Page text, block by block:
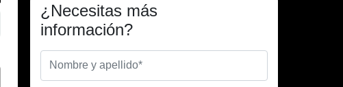
¿Necesitas más
información?